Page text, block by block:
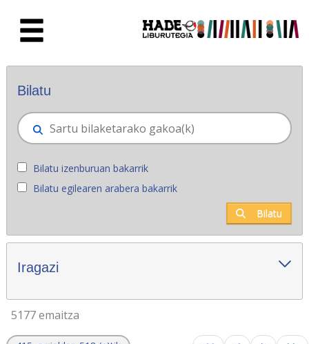
Eskuratu berriak - Liburutegia
Bilatu
Bilatu izenburuan bakarrik
Bilatu egilearen arabera bakarrik
Bilatu
Iragazi
5177 emaitza